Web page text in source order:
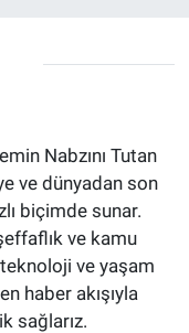
Nabzını Tutan
ve dünyadan son
biçimde sunar.
ve kamu
ve yaşam
haber akışıyla
sağlarız.